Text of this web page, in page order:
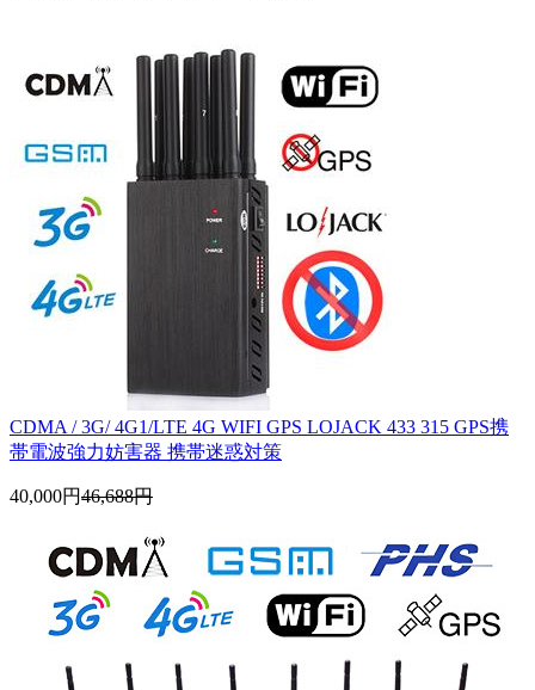
CDMA / 3G/ 4G1/LTE 4G WIFI GPS LOJACK 433 315 GPS携
帯電波強力妨害器 携帯迷惑対策
40,000円46,688円